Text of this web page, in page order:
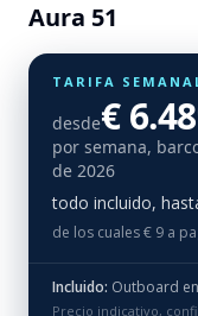
Aura 51
TARIFA
desde€
por semana,
de 2026
todo incluido,
de los cuales € 9 a
Incluido: Outboard
Precio indicativo,